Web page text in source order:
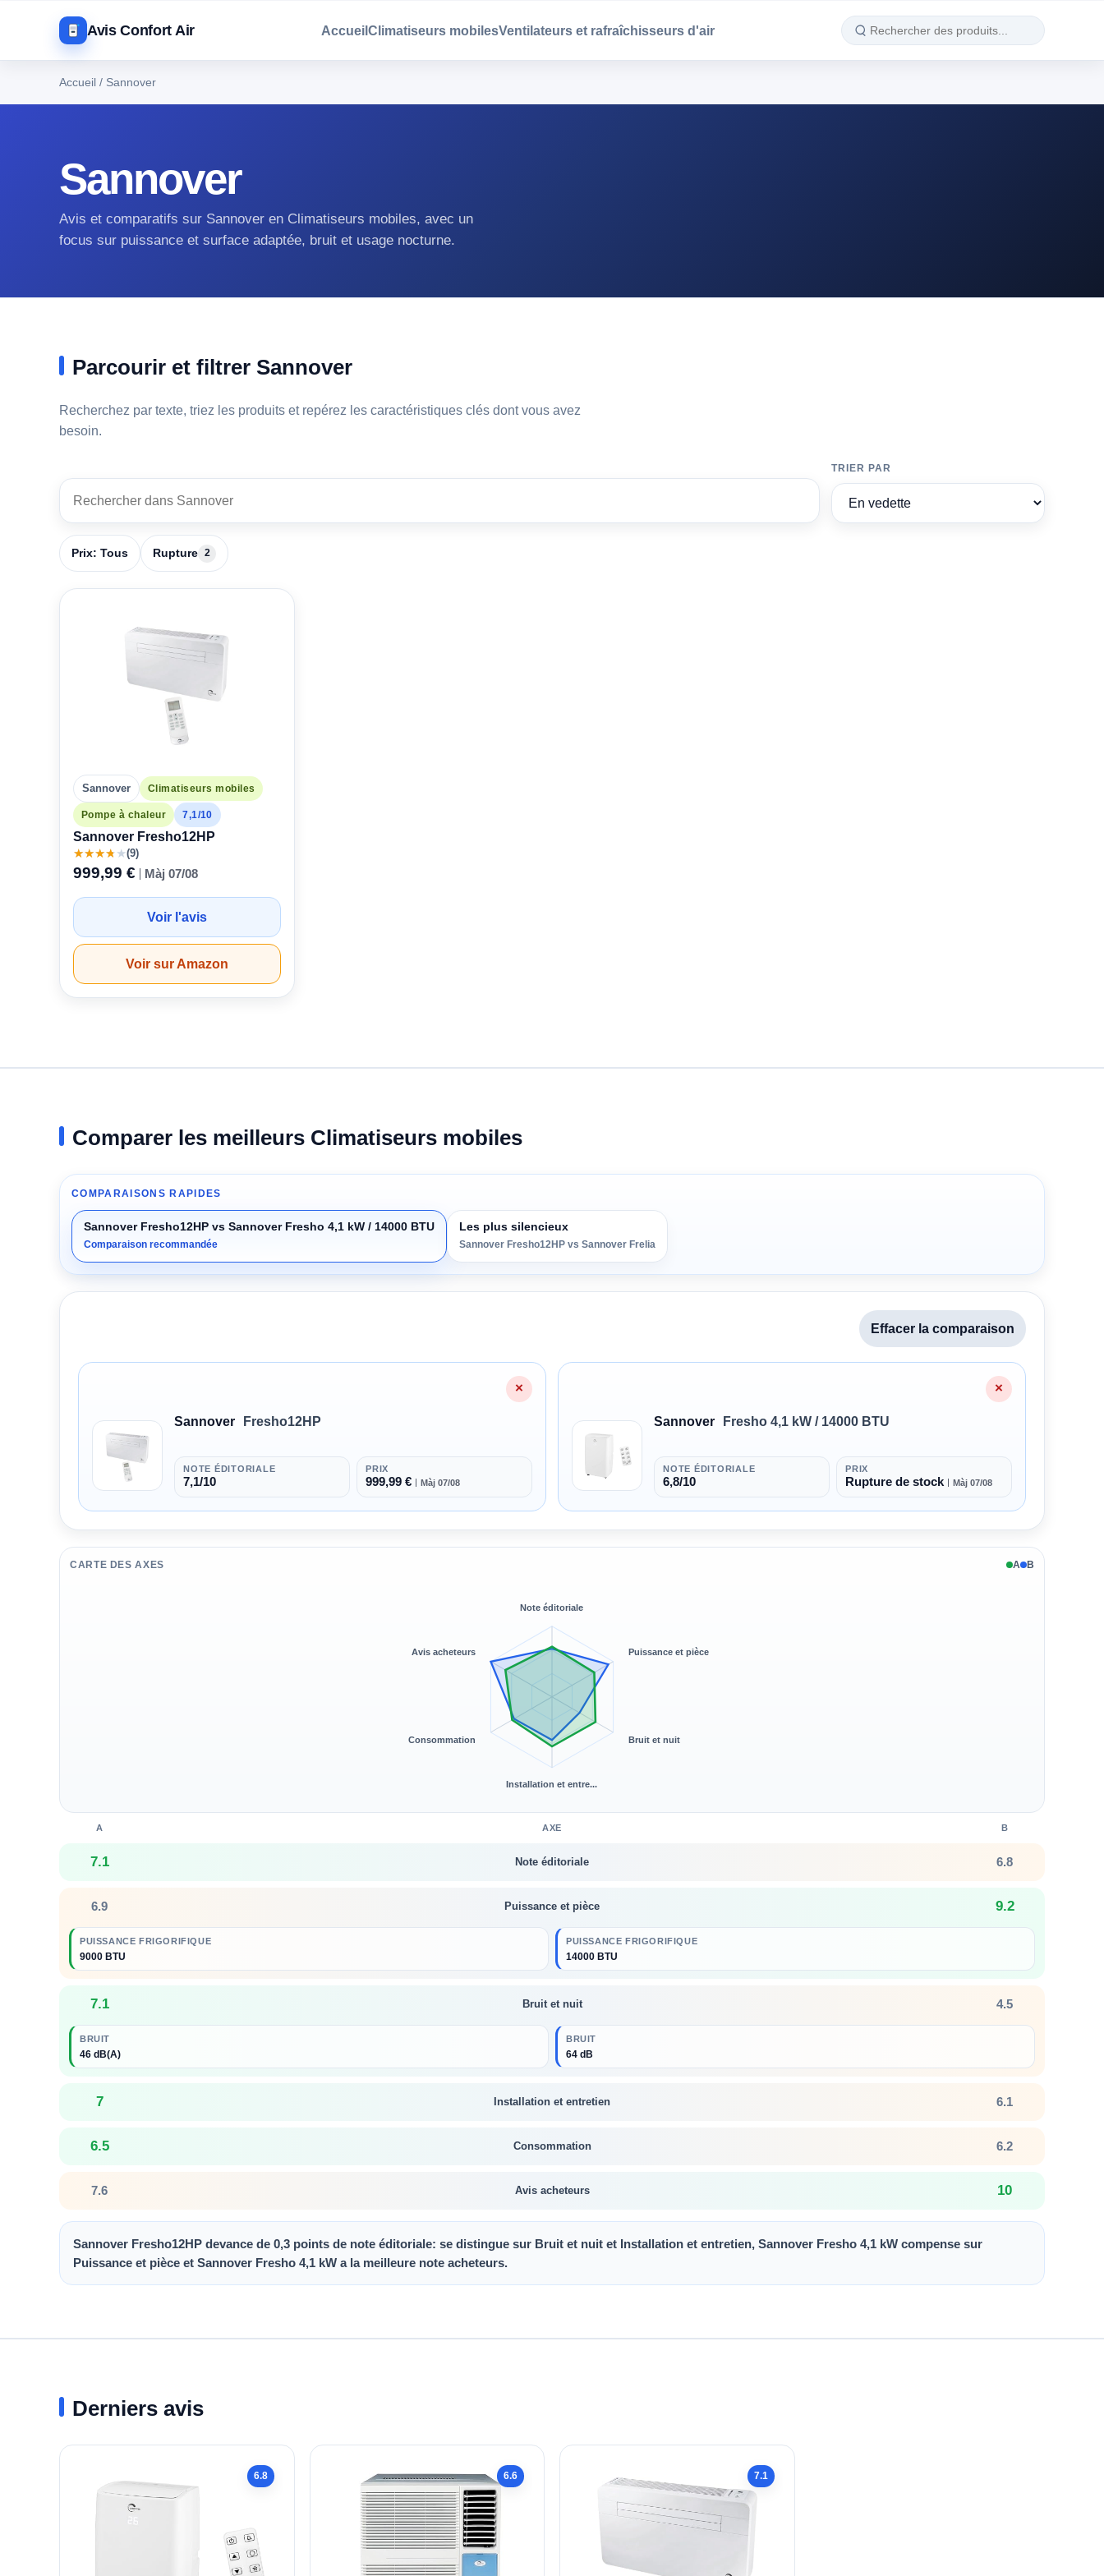
Avis Confort Air Accueil Climatiseurs mobilesVentilateurs et rafraîchisseurs d'air
Accueil / Sannover
Sannover
Avis et comparatifs sur Sannover en Climatiseurs mobiles, avec un
focus sur puissance et surface adaptée, bruit et usage nocturne.
Parcourir et filtrer Sannover
Recherchez par texte, triez les produits et repérez les caractéristiques clés dont vous avez
besoin.
Rechercher dans Sannover
TRIER PAR
Prix: Tous Rupture 2
Sannover Climatiseurs mobiles
Pompe à chaleur 7,1/10
Sannover Fresho12HP
★★★★★(9)
999,99 € Màj 07/08
Voir l'avis
Voir sur Amazon
Comparer les meilleurs Climatiseurs mobiles
COMPARAISONS RAPIDES
Sannover Fresho12HP vs Sannover Fresho 4,1 kW / 14000 BTU
Comparaison recommandée
Les plus silencieux
Sannover Fresho12HP vs Sannover Frelia
2/2 ·
Effacer la comparaison
×
Sannover Fresho12HP
NOTE ÉDITORIALE
7,1/10
PRIX
999,99 € Màj 07/08
×
Sannover Fresho 4,1 kW / 14000 BTU
NOTE ÉDITORIALE
6,8/10
PRIX
Rupture de stock Màj 07/08
CARTE DES AXES A B
Note éditoriale
Puissance et pièce
Bruit et nuit
Installation et entre...
Consommation
Avis acheteurs
A AXE B
7.1 Note éditoriale 6.8
6.9 Puissance et pièce 9.2
PUISSANCE FRIGORIFIQUE
9000 BTU
PUISSANCE FRIGORIFIQUE
14000 BTU
7.1 Bruit et nuit 4.5
BRUIT
46 dB(A)
BRUIT
64 dB
7 Installation et entretien 6.1
6.5 Consommation 6.2
7.6 Avis acheteurs 10
Sannover Fresho12HP devance de 0,3 points de note éditoriale: se distingue sur Bruit et nuit et Installation et entretien, Sannover Fresho 4,1 kW compense sur
Puissance et pièce et Sannover Fresho 4,1 kW a la meilleure note acheteurs.
Derniers avis
6.8 6.6 7.1